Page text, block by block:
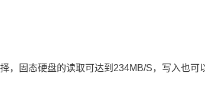
，固态硬盘的读取可达到234MB/S，写入也可